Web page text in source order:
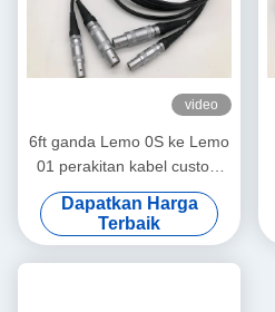
video
6ft ganda Lemo 0S ke Lemo
01 perakitan kabel custom
untuk Ultrasonic probe
Dapatkan Harga
Terbaik